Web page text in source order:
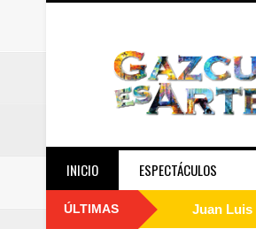
INICIO ESPECTÁCULOS
ÚLTIMAS Juan Luis